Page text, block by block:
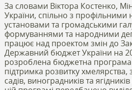
За словами Віктора Костенко,
України, спільно з профільними
установами та громадськими
формуваннями та народними
працює над проектом змін до
Державний бюджет України на
розроблена бюджетна
підтримка розвитку
садів, виноградників та